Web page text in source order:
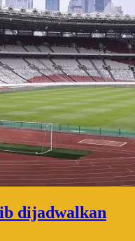
dijadwalkan